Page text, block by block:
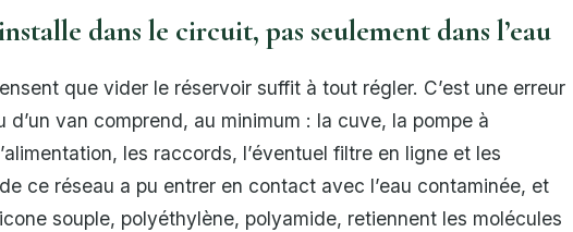
dans le circuit, pas seulement dans l’eau
que vider le réservoir suffit à tout régler. C’est une erreur
d’un van comprend, au minimum : la cuve, la pompe à
les raccords, l’éventuel filtre en ligne et les
ce réseau a pu entrer en contact avec l’eau contaminée, et
souple, polyéthylène, polyamide, retiennent les molécules